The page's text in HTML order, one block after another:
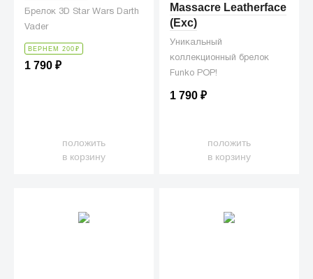
Брелок 3D Star Wars Darth
Vader
ВЕРНЕМ 200 ₽
1 790₽
положить
в корзину
Massacre Leatherface
(Exc)
Уникальный
коллекционный брелок
Funko POP!
1 790₽
положить
в корзину